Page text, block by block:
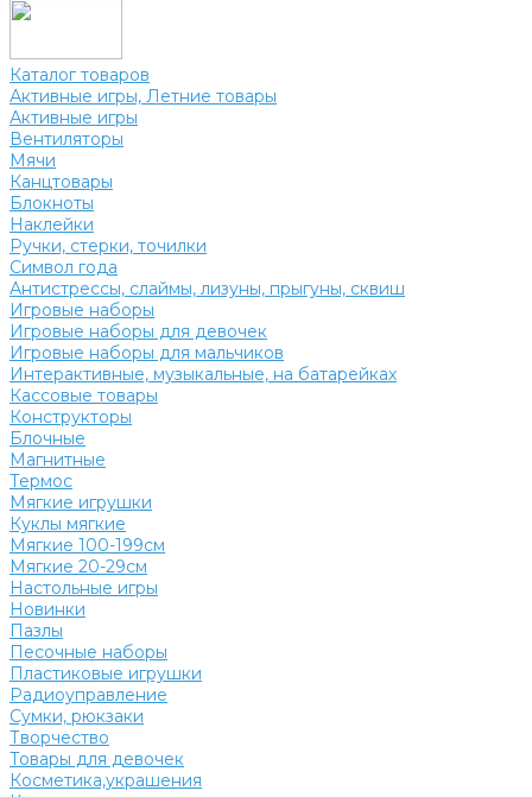
Каталог товаров
Активные игры, Летние товары
Активные игры
Вентиляторы
Мячи
Канцтовары
Блокноты
Наклейки
Ручки, стерки, точилки
Символ года
Антистрессы, слаймы, лизуны, прыгуны, сквиш
Игровые наборы
Игровые наборы для девочек
Игровые наборы для мальчиков
Интерактивные, музыкальные, на батарейках
Кассовые товары
Конструкторы
Блочные
Магнитные
Термос
Мягкие игрушки
Куклы мягкие
Мягкие 100-199см
Мягкие 20-29см
Настольные игры
Новинки
Пазлы
Песочные наборы
Пластиковые игрушки
Радиоуправление
Сумки, рюкзаки
Творчество
Товары для девочек
Косметика,украшения